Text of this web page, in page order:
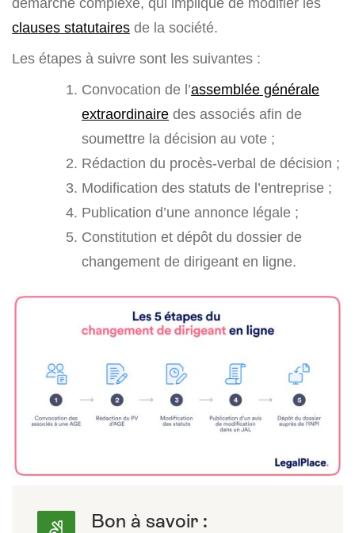
clauses statutaires de la société.
Les étapes à suivre sont les suivantes :
Convocation de l’assemblée générale
extraordinaire des associés afin de
soumettre la décision au vote ;
Rédaction du procès-verbal de décision ;
Modification des statuts de l’entreprise ;
Publication d’une annonce légale ;
Constitution et dépôt du dossier de
changement de dirigeant en ligne.
Bon à savoir :